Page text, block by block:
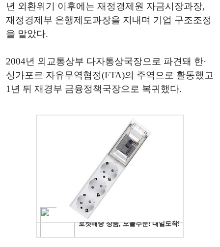
년 외환위기 이후에는 재정경제원 자금시장과장,
재정경제부 은행제도과장을 지내며 기업 구조조정
을 맡았다.
2004년 외교통상부 다자통상국장으로 파견돼 한·
싱가포르 자유무역협정(FTA)의 주역으로 활동했고
1년 뒤 재경부 금융정책국장으로 복귀했다.